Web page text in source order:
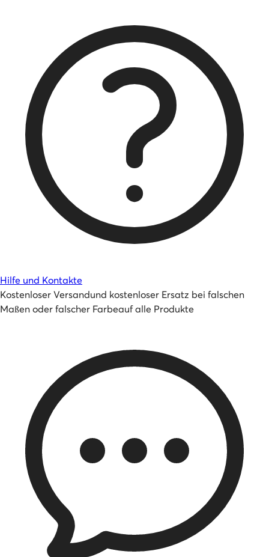
Hilfe und Kontakte
Kostenloser Versandund kostenloser Ersatz bei falschen
Maßen oder falscher Farbeauf alle Produkte